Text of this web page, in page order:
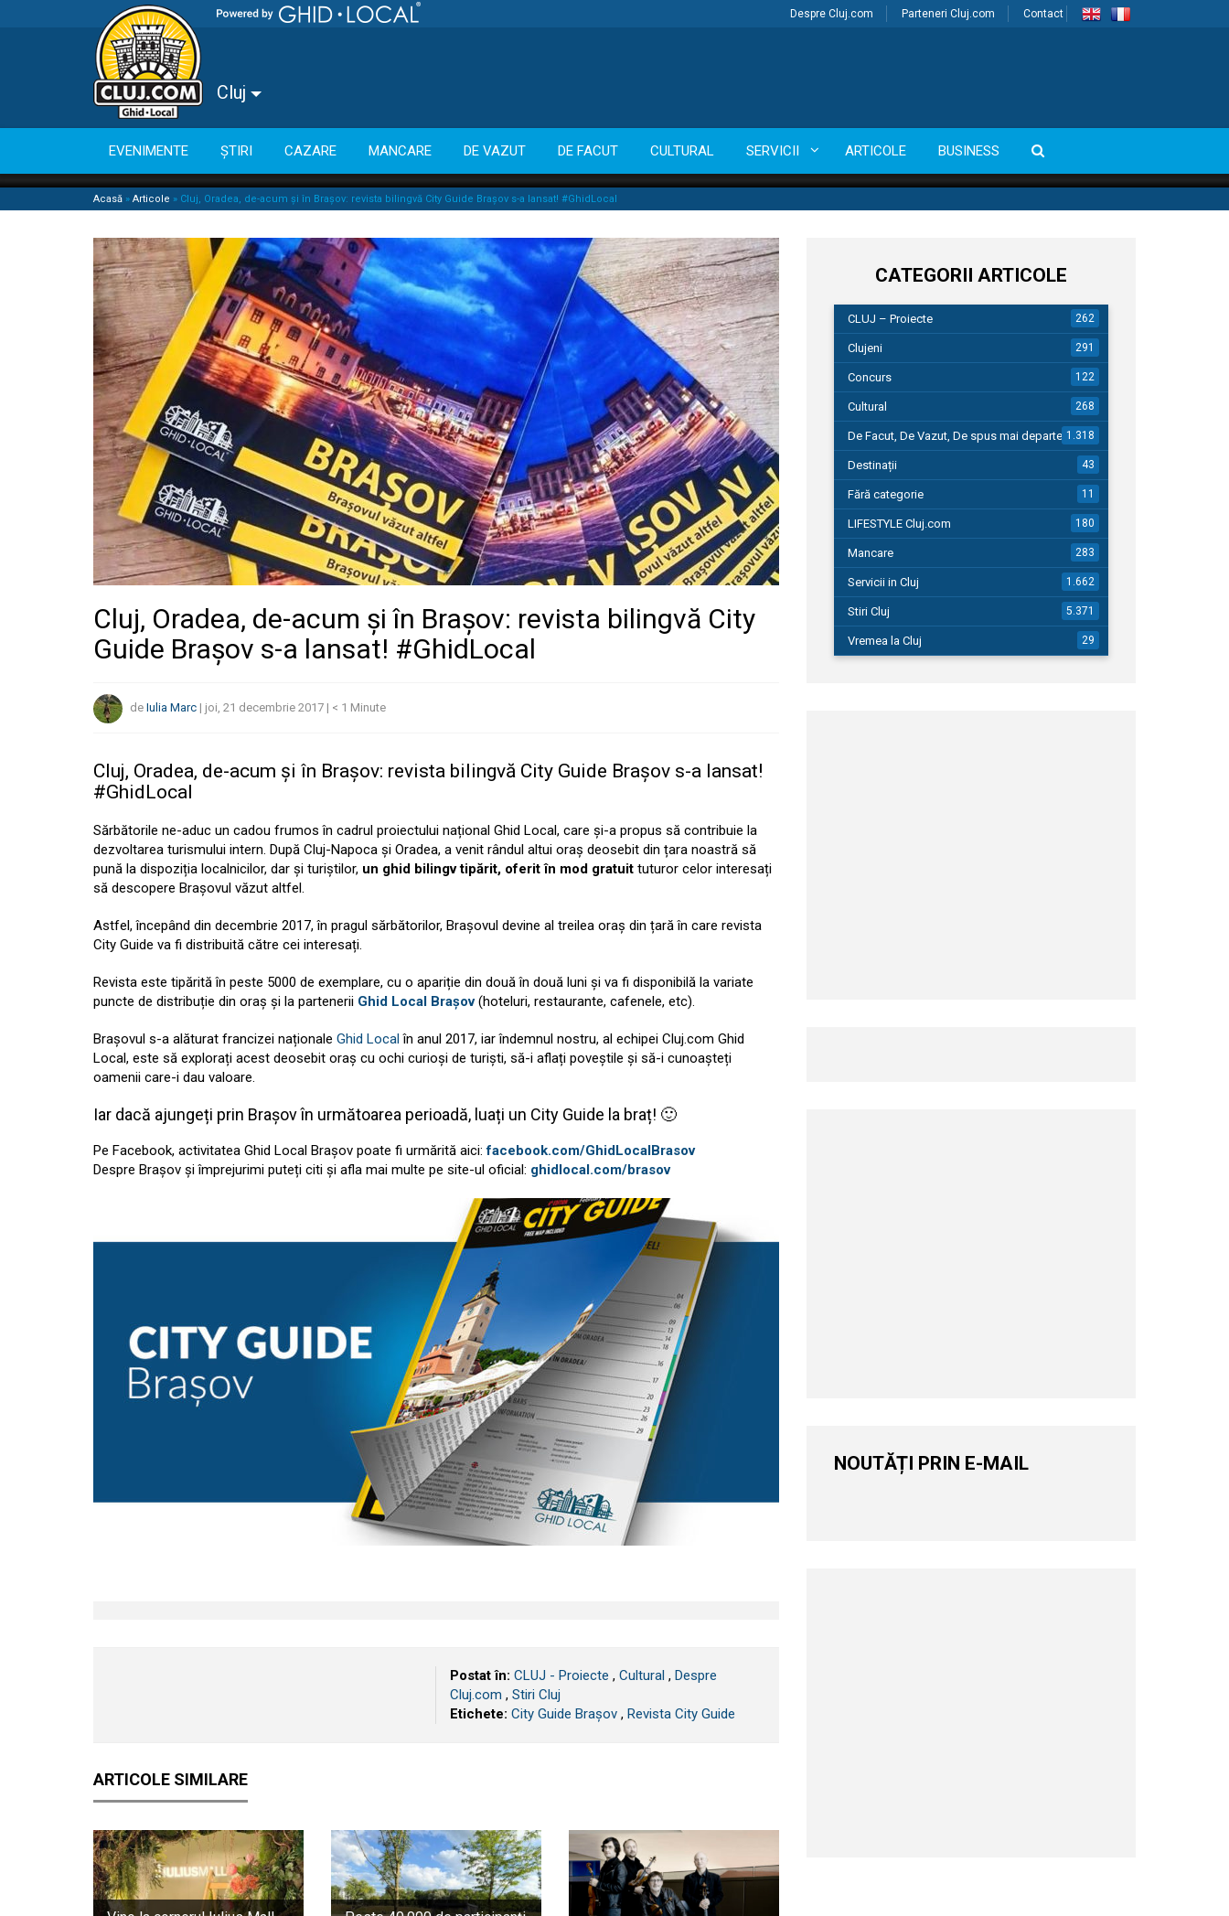
Despre Cluj.com Parteneri Cluj.com Contact
Cluj
EVENIMENTE ȘTIRI CAZARE MANCARE DE VAZUT DE FACUT CULTURAL SERVICII ARTICOLE BUSINESS
Acasă » Articole » Cluj, Oradea, de-acum și în Brașov: revista bilingvă City Guide Brașov s-a lansat! #GhidLocal
Cluj, Oradea, de-acum și în Brașov: revista bilingvă City
Guide Brașov s-a lansat! #GhidLocal
de Iulia Marc | joi, 21 decembrie 2017 | < 1 Minute
Cluj, Oradea, de-acum și în Brașov: revista bilingvă City Guide Brașov s-a lansat!
#GhidLocal
Sărbătorile ne-aduc un cadou frumos în cadrul proiectului național Ghid Local, care și-a propus să contribuie la
dezvoltarea turismului intern. După Cluj-Napoca și Oradea, a venit rândul altui oraș deosebit din țara noastră să
pună la dispoziția localnicilor, dar și turiștilor, un ghid bilingv tipărit, oferit în mod gratuit tuturor celor interesați
să descopere Brașovul văzut altfel.
Astfel, începând din decembrie 2017, în pragul sărbătorilor, Brașovul devine al treilea oraș din țară în care revista
City Guide va fi distribuită către cei interesați.
Revista este tipărită în peste 5000 de exemplare, cu o apariție din două în două luni și va fi disponibilă la variate
puncte de distribuție din oraș și la partenerii Ghid Local Brașov(hoteluri, restaurante, cafenele, etc).
Brașovul s-a alăturat francizei naționale Ghid Local în anul 2017, iar îndemnul nostru, al echipei Cluj.com Ghid
Local, este să explorați acest deosebit oraș cu ochi curioși de turiști, să-i aflați poveștile și să-i cunoașteți
oamenii care-i dau valoare.
Iar dacă ajungeți prin Brașov în următoarea perioadă, luați un City Guide la braț! 🙂
Pe Facebook, activitatea Ghid Local Brașov poate fi urmărită aici:facebook.com/GhidLocalBrasov
Despre Brașov și împrejurimi puteți citi și afla mai multe pe site-ul oficial: ghidlocal.com/brasov
Postat în: CLUJ - Proiecte , Cultural , Despre
Cluj.com , Stiri Cluj
Etichete: City Guide Brașov , Revista City Guide
ARTICOLE SIMILARE
CATEGORII ARTICOLE
CLUJ – Proiecte 262
Clujeni 291
Concurs 122
Cultural 268
De Facut, De Vazut, De spus mai departe…1.318
Destinații 43
Fără categorie 11
LIFESTYLE Cluj.com 180
Mancare 283
Servicii in Cluj 1.662
Stiri Cluj 5.371
Vremea la Cluj 29
NOUTĂȚI PRIN E-MAIL